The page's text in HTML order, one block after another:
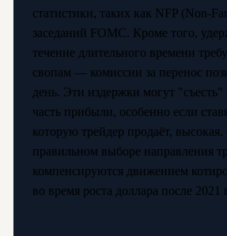
статистики, таких как NFP (Non-
заседаний FOMC. Кроме того,
течение длительного времени
свопам — комиссии за перенос
день. Эти издержки могут
часть прибыли, особенно если
которую трейдер продаёт,
правильном выборе направления
компенсируются движением
во время роста доллара после 2021